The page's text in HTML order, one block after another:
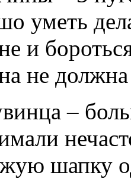
уметь
и
не
–
шапку